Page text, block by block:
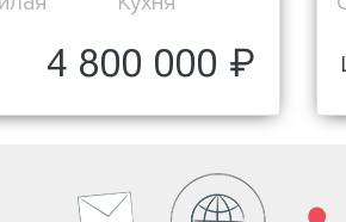
4 800 000 ₽